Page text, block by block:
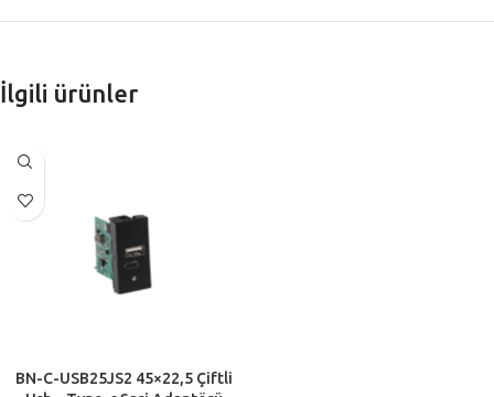
İlgili ürünler
BN-C-USB25JS2 45×22,5 Çiftli